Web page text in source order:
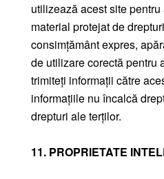
utilizează acest site
material protejat de
consimțământ expres,
de utilizare corectă pentru
trimiteți informații către
informațiile nu încalcă
drepturi ale terților.
11. PROPRIETATE